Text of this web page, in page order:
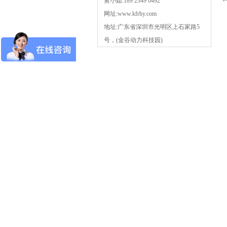
网址:www.kfrhy.com
地址:广东省深圳市光明区上石家路5
号，(金谷动力科技园)